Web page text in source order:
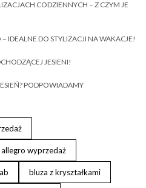
CODZIENNYCH – Z CZYM JE
IDEALNE DO STYLIZACJI NA WAKACJE!
JESIENI!
PODPOWIADAMY
allegro wyprzedaż
bluza z kryształkami